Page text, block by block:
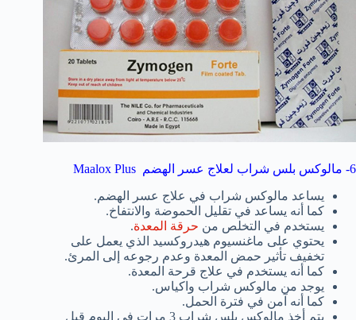
6- مالوكس بلس شراب لعلاج عسر الهضم Maalox Plus
يساعد مالوكس شراب في علاج عسر الهضم.
كما أنه يساعد في تقليل الحموضة والانتفاخ.
يستخدم في التخلص من حرقة المعدة.
يحتوي على ماغنسيوم هيدروكسيد الذي يعمل على
تخفيف تأثير حمض المعدة وعدم رجوعه إلى المرئ.
كما أنه يستخدم في علاج قرحة المعدة.
يوجد من مالوكس شراب واكياس.
كما أنه آمن في فترة الحمل.
يتم أخذ مالوكس بلس شراب 3 مرات في اليوم قبل